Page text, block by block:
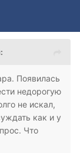
Появилась
недорогую
не искал,
как и у
Что